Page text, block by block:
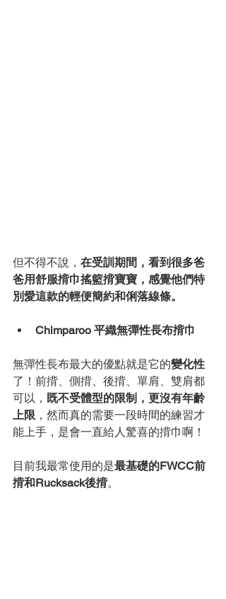
但不得不說， 在受訓期間，看到很多爸
爸用舒服揹巾搖籃揹寶寶，感覺他們特
別愛這款的輕便簡約和俐落線條。
Chimparoo 平織無彈性長布揹巾
無彈性長布最大的優點就是它的變化性
了！前揹、側揹、後揹、單肩、雙肩都
可以， 既不受體型的限制，更沒有年齡
上限 ，然而真的需要一段時間的練習才
能上手，是會一直給人驚喜的揹巾啊！
目前我最常使用的是最基礎的FWCC前
揹和Rucksack後揹。